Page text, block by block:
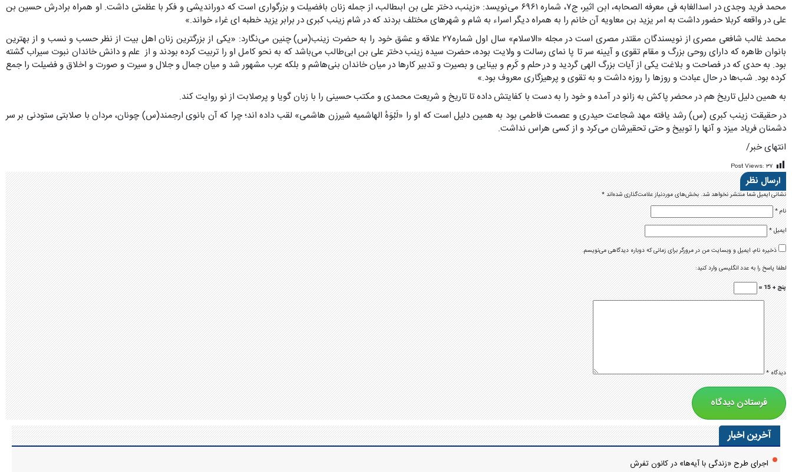
محمد فرید وجدى در اسدالغابه فى معرفه الصحابه، ابن اثیر، ج‏۷، شماره ۶۹۶۱ می‌نویسد: «زینب، دختر على بن ابى‏طالب، از جمله زنان بافضیلت و بزرگوارى است که دوراندیشى و فکر با عظمتى داشت. او همراه برادرش حسین بن
على در واقعه کربلا حضور داشت‏ به امر یزید بن معاویه آن خانم را به همراه دیگر اسراء به شام و شهرهاى مختلف بردند که در شام زینب کبرى در برابر یزید خطبه ‏اى غراء خواند.»
محمد غالب شافعی مصری از نویسندگان مقتدر مصری است در مجله «الاسلام‏» سال اول شماره‏۲۷ علاقه و عشق خود را به حضرت زینب(س) چنین می‏‌نگارد: «یکی از بزرگترین زنان اهل بیت از نظر حسب و نسب و از بهترین
بانوان طاهره که دارای روحی بزرگ و مقام تقوی و آیینه سر تا پا نمای رسالت و ولایت‏ بوده، حضرت سیده زینب دختر علی بن ابی‌طالب می‏‌باشد که به نحو کامل او را تربیت کرده بودند و از علم و دانش خاندان نبوت سیراب گشته
بود. به حدی که در فصاحت و بلاغت یکی از آیات بزرگ الهی گردید و در حلم و کَرم و بینایی و بصیرت و تدبیر کارها در میان خاندان بنی‌‏هاشم و بلکه عرب مشهور شد و میان جمال و جلال و سیرت و صورت و اخلاق و فضیلت را جمع
کرده بود. شب‌ها در حال عبادت و روزها را روزه داشت و به تقوی و پرهیزگارى معروف بود.»
به همین دلیل تاریخ هم در محضر پاکش به زانو در آمده و خود را به دست با کفایتش داده تا تاریخ و شریعت محمدی و مکتب حسینی را با زبان گویا و پرصلابت از نو روایت کند.
در حقیقت زینب کبری (س) رشد یافته مهد شجاعت حیدری و عصمت فاطمی بود به همین دلیل است که او را «لَبْوَهُ الهاشمیه شیرزن هاشمی» لقب داده اند؛ چرا که آن بانوی ارجمند(س) چونان، مردان با صلابتی ستودنی بر سر
دشمنان فریاد میزد و آنها را توبیخ و حتی تحقیرشان می‌کرد و از کسی هراس نداشت.
انتهای خبر/
Post Views: ۳۷
ارسال نظر
نشانی ایمیل شما منتشر نخواهد شد.بخش‌های موردنیاز علامت‌گذاری شده‌اند*
نام*
ایمیل*
ذخیره نام، ایمیل و وبسایت من در مرورگر برای زمانی که دوباره دیدگاهی می‌نویسم.
لطفا پاسخ را به عدد انگلیسی وارد کنید:
پنج + 15 =
دیدگاه*
آخرین اخبار
اجرای طرح «زندگی با آیه‌ها» در کانون تفرش